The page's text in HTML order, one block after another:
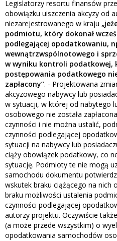
Legislatorzy resortu finansów
obowiązku uiszczenia akcyzy od
niezarejestrowanego w kraju
podmiotu, który dokonał
podlegającej opodatkowaniu,
wewnątrzwspólnotowego i
w wyniku kontroli podatkowej,
postępowania podatkowego
zapłacony”. - Projektowana
akcyzowego nabywcy lub
w sytuacji, w której od nabytego
osobowego nie została
czynności i nie można ustalić,
czynności podlegającej
sytuacji na nabywcy lub
ciąży obowiązek podatkowy, co
sytuację. Podmioty te nie mogą
samochodu dokumentu
wskutek braku ciążącego na
braku możliwości ustalenia
czynności podlegającej
autorzy projektu. Oczywiście
(a może przede wszystkim) o
opodatkowania samochodów